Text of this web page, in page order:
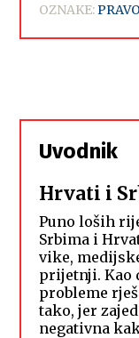
OZNAKE:
Uvodnik
Hrvati i
Puno loših
Srbima i
vike,
prijetnji. Kao
probleme
tako, jer
negativna